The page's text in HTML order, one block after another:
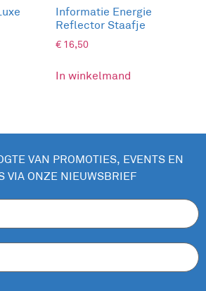
Informatie Energie
Reflector Staafje
€ 16,50
In winkelmand
VAN PROMOTIES, EVENTS EN
VIA ONZE NIEUWSBRIEF